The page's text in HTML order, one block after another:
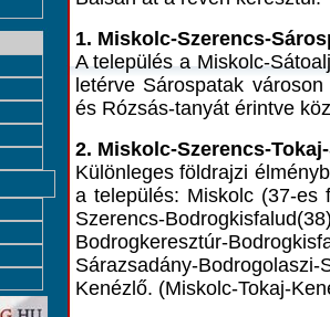
1. Miskolc-Szerencs-
A település a Miskolc-
letérve Sárospatak
és Rózsás-tanyát érintve
2. Miskolc-Szerencs-
Különleges földrajzi
a település: Miskolc (37-es
Szerencs-
Bodrogkeresztúr-
Sárazsadány-
Kenézlő. (Miskolc-Tokaj-